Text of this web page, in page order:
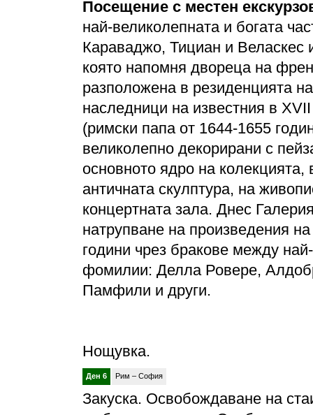
Посещение с местен
най-великолепната и богата
Караваджо, Тициан и Веласкес
която напомня двореца на
разположена в резиденцията
наследници на известния в
(римски папа от 1644-1655
великолепно декорирани с
основното ядро на
античната скулптура, на
концертната зала. Днес
натрупване на произведения
години чрез бракове между
фомилии: Делла Ровере,
Памфили и други.
Нощувка.
Ден 6 Рим – София
Закуска. Освобождаване на